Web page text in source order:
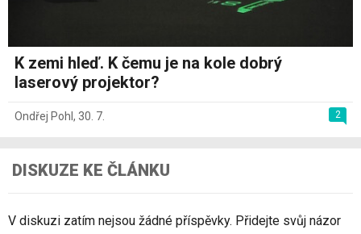
K zemi hleď. K čemu je na kole dobrý
laserový projektor?
2
Ondřej Pohl , 30. 7.
DISKUZE KE ČLÁNKU
V diskuzi zatím nejsou žádné příspěvky. Přidejte svůj názor